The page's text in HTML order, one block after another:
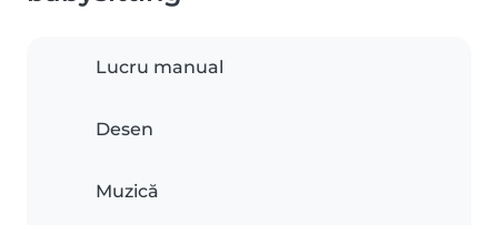
Lucru manual
Desen
Muzică